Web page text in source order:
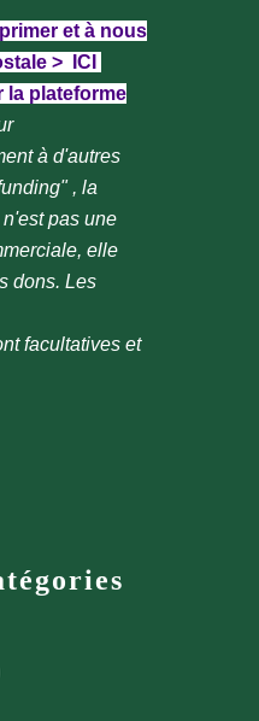
et à nous
> ICI
la plateforme
à d'autres
, la
pas une
elle
dons. Les
facultatives et